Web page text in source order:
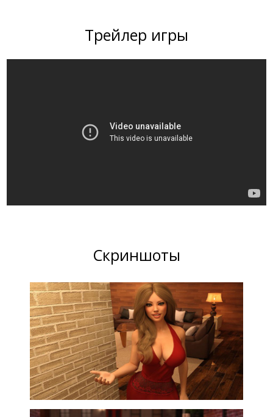
Трейлер игры
Скриншоты